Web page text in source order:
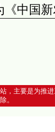
《中国
，主要是为推
。